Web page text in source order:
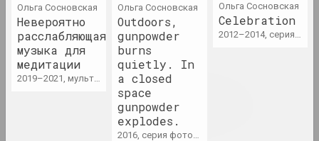
Лиза Козлова, Ева Прилуцкая
Вечный город
2023. выставка
Воображая OpenMuzej
Беларусь: сообщество,
современное искусство,
взаимодействие
Ольга Сосновская
Невероятно
расслабляющая
музыка для
медитации
2019–2021, мультимедийная серия
Ольга Сосновская
Outdoors,
gunpowder
burns
quietly. In
a closed
space
gunpowder
explodes.
2016, серия фотографий
Ольга Сосновская
Celebration
2012–2014, серия фотографий